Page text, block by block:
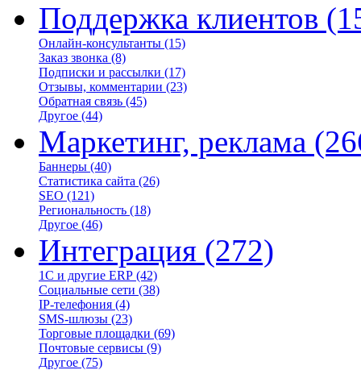
Поддержка клиентов
Онлайн-консультанты (15)
Заказ звонка (8)
Подписки и рассылки (17)
Отзывы, комментарии (23)
Обратная связь (45)
Другое (44)
Маркетинг, реклама
Баннеры (40)
Статистика сайта (26)
SEO (121)
Региональность (18)
Другое (46)
Интеграция (272)
1С и другие ERP (42)
Социальные сети (38)
IP-телефония (4)
SMS-шлюзы (23)
Торговые площадки (69)
Почтовые сервисы (9)
Другое (75)